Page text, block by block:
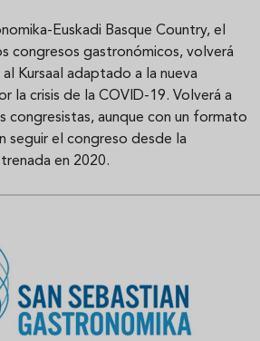
Euskadi Basque Country, el
congresos gastronómicos, volverá
Kursaal adaptado a la nueva
la crisis de la COVID-19. Volverá a
congresistas, aunque con un formato
seguir el congreso desde la
en 2020.